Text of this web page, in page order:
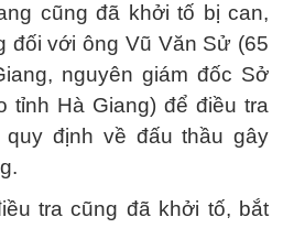
cũng đã khởi tố bị can,
đối với ông Vũ Văn Sử (65
nguyên giám đốc Sở
tỉnh Hà Giang) để điều tra
định về đấu thầu gây
tra cũng đã khởi tố, bắt